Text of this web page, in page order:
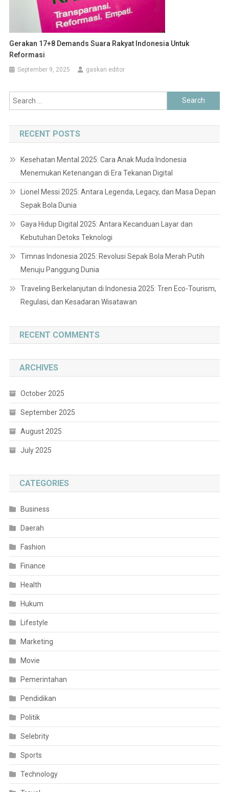
Gerakan 17+8 Demands Suara Rakyat Indonesia Untuk
Reformasi
September 9, 2025 gaskan editor
Search
for:
RECENT POSTS
Kesehatan Mental 2025: Cara Anak Muda Indonesia
Menemukan Ketenangan di Era Tekanan Digital
Lionel Messi 2025: Antara Legenda, Legacy, dan Masa Depan
Sepak Bola Dunia
Gaya Hidup Digital 2025: Antara Kecanduan Layar dan
Kebutuhan Detoks Teknologi
Timnas Indonesia 2025: Revolusi Sepak Bola Merah Putih
Menuju Panggung Dunia
Traveling Berkelanjutan di Indonesia 2025: Tren Eco-Tourism,
Regulasi, dan Kesadaran Wisatawan
RECENT COMMENTS
ARCHIVES
October 2025
September 2025
August 2025
July 2025
CATEGORIES
Business
Daerah
Fashion
Finance
Health
Hukum
Lifestyle
Marketing
Movie
Pemerintahan
Pendidikan
Politik
Selebrity
Sports
Technology